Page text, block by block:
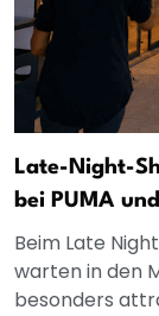
Late-Night-
bei PUMA
Beim Late
warten in den
besonders